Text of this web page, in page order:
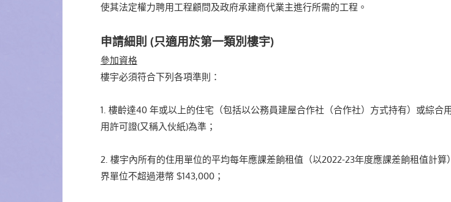
使其法定權力聘用工程顧問及政府承建商代業主進行所需的工程。
申請細則 (只適用於第一類別樓宇)
參加資格
樓宇必須符合下列各項準則：
1. 樓齡達40 年或以上的住宅（包括以公務員建屋合作社（合作社）方式持有）或綜
用許可證(又稱入伙紙)為準；
2. 樓宇內所有的住用單位的平均每年應課差餉租值（以2022-23年度應課差餉租值計
界單位不超過港幣 $143,000；